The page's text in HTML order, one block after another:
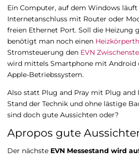
Ein Computer, auf dem Windows
Internetanschluss mit Router oder
freien Ethernet Port. Soll die Heizung
benötigt man noch einen
Stromsteuerung den EVN
wird mittels Smartphone mit Android
Apple-Betriebssystem.
Also statt Plug and Pray mit Plug and
Stand der Technik und ohne lästige
sind doch gute Aussichten oder?
Apropos gute
Der nächste EVN Messestand wird